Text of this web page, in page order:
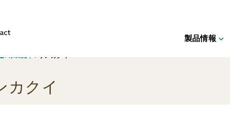
製品情報
/水田雑草 / サンカクイ
カクイ